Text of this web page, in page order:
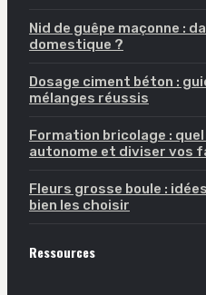
Nid de guêpe maçonne :
domestique ?
Dosage ciment béton :
mélanges réussis
Formation bricolage :
autonome et diviser vos
Fleurs grosse boule :
bien les choisir
Ressources